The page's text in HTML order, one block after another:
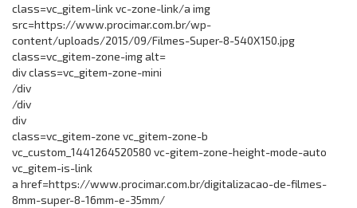
class=vc_gitem-link vc-zone-link/a img
src=https://www.procimar.com.br/wp-
content/uploads/2015/09/Filmes-Super-8-540X150.jpg
class=vc_gitem-zone-img alt=
div class=vc_gitem-zone-mini
/div
/div
div
class=vc_gitem-zone vc_gitem-zone-b
vc_custom_1441264520580 vc-gitem-zone-height-mode-auto
vc_gitem-is-link
a href=https://www.procimar.com.br/digitalizacao-de-filmes-
8mm-super-8-16mm-e-35mm/